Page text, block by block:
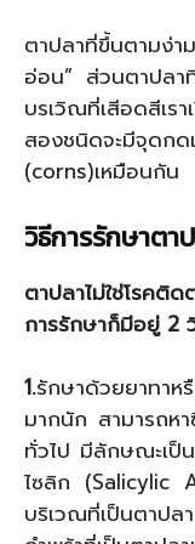
ตาปลาที่ขึ้นตามง่า
อ่อน” ส่วนตาปลา
บรเวิณที่เสีอดสีเร
สองชนิดจะมีจุดก
(corns)เหมือนกัน
วิธีการรักษาตา
ตาปลาไม่ใช่โรคติ
การรักษาก็มีอยู่ 2
1.รักษาด้วยยาทา
มากนัก สามารถห
ทั่วไป มีลักษณะเป็
ไซลิก (Salicylic
บริเวณที่เป็นตาป